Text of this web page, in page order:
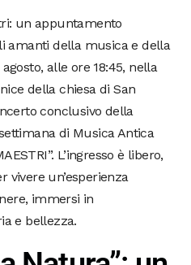
un appuntamento
amanti della musica e della
alle ore 18:45, nella
della chiesa di San
conclusivo della
di Musica Antica
L’ingresso è libero,
vivere un’esperienza
immersi in
e bellezza.